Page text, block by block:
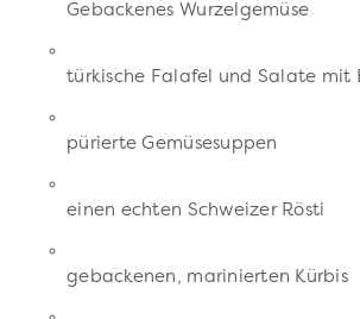
Gebackenes Wurzelgemüse
türkische Falafel und Salate mit
pürierte Gemüsesuppen
einen echten Schweizer Rösti
gebackenen, marinierten Kürbis